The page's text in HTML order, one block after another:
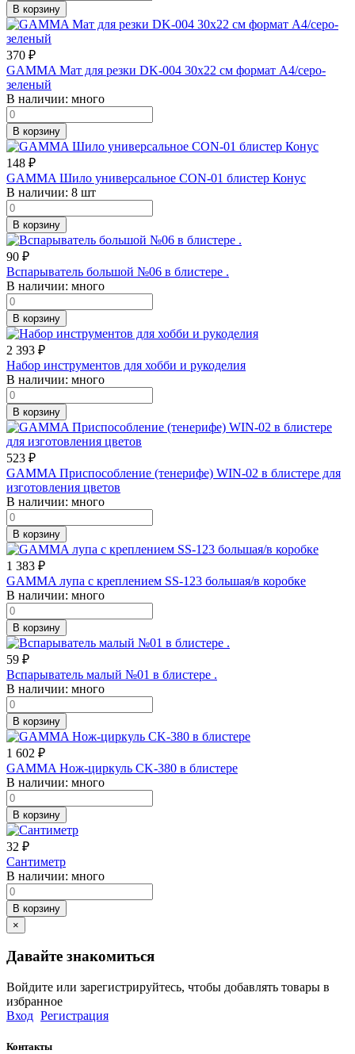
В корзину
370 ₽
GAMMA Мат для резки DK-004 30х22 см формат А4/серо-
зеленый
В наличии: много
В корзину
148 ₽
GAMMA Шило универсальное CON-01 блистер Конус
В наличии: 8 шт
В корзину
90 ₽
Вспарыватель большой №06 в блистере .
В наличии: много
В корзину
2 393 ₽
Набор инструментов для хобби и рукоделия
В наличии: много
В корзину
523 ₽
GAMMA Приспособление (тенерифе) WIN-02 в блистере для
изготовления цветов
В наличии: много
В корзину
1 383 ₽
GAMMA лупа с креплением SS-123 большая/в коробке
В наличии: много
В корзину
59 ₽
Вспарыватель малый №01 в блистере .
В наличии: много
В корзину
1 602 ₽
GAMMA Нож-циркуль CK-380 в блистере
В наличии: много
В корзину
32 ₽
Сантиметр
В наличии: много
В корзину
×
Давайте знакомиться
Войдите или зарегистрируйтесь, чтобы добавлять товары в
избранное
Вход Регистрация
Контакты